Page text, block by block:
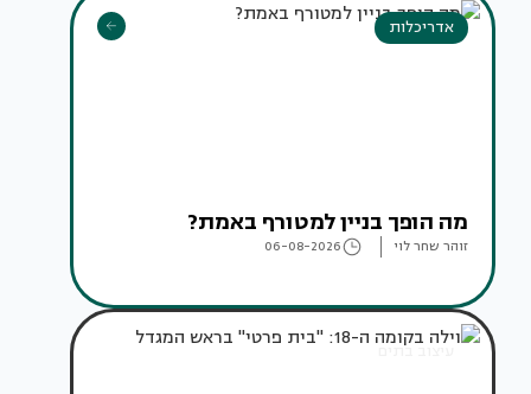
אדריכלות
מה הופך בניין למטורף באמת?
זוהר שחר לוי 06-08-2026
עיצוב בתים